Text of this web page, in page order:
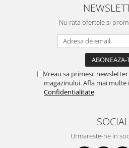
Nu rata ofertele si
Vreau sa primesc
magazinului. Afla mai multe
Confidentialitate
SOCIAL
Urmareste-ne in